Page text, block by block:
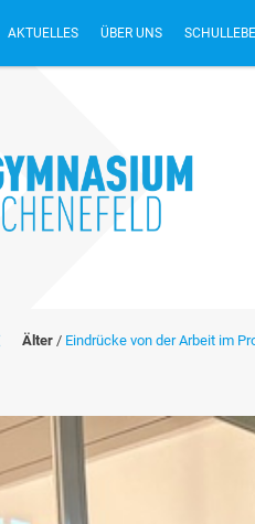
AKTUELLES ÜBER UNS
Älter / Eindrücke von der Arbeit im